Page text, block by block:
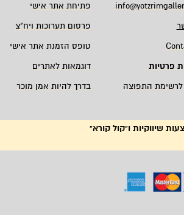
פתיחת אתר אישי
פרסום תערוכות ויח"צ
טופס הזמנת אתר אישי
פרטיות
דוגמאות לאתרים
התפוצה בדרך להיות אמן מוכר
שיווקיות ו"קול קורא"